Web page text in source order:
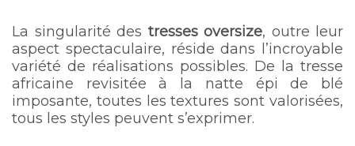
La singularité des tresses oversize, outre leur
aspect spectaculaire, réside dans l’incroyable
variété de réalisations possibles. De la tresse
africaine revisitée à la natte épi de blé
imposante, toutes les textures sont valorisées,
tous les styles peuvent s’exprimer.